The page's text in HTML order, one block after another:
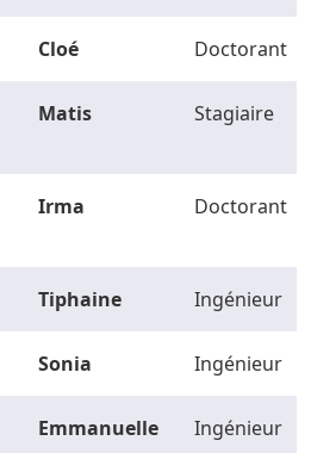
Cloé Doctorant
Matis Stagiaire
Irma Doctorant
Tiphaine Ingénieur
Sonia Ingénieur
Emmanuelle Ingénieur